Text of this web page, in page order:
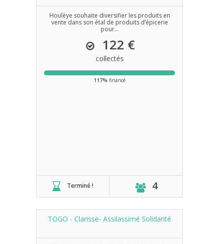
Houlèye souhaite diversifier les produits en
vente dans son étal de produits d’épicerie
pour...
122 €
collectés
117% financé
Terminé ! 4
TOGO - Clarisse- Assilassimé Solidarité